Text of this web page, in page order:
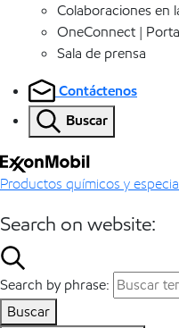
Colaboraciones en
OneConnect |
Sala de prensa
Contáctenos
Buscar
Productos químicos y
Search on website:
Search by phrase:
Buscar